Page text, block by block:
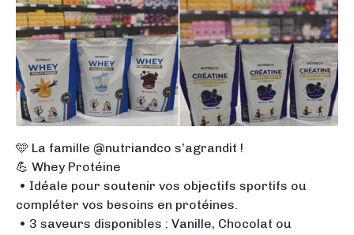
🩵 La famille @nutriandco s’agrandit !
💪 Whey Protéine
• Idéale pour soutenir vos objectifs sportifs ou
compléter vos besoins en protéines.
• 3 saveurs disponibles : Vanille, Chocolat ou